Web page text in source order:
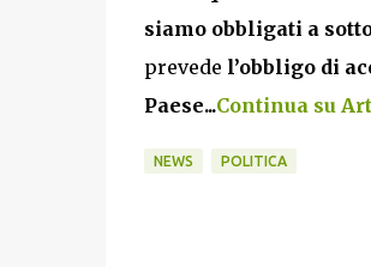
siamo obbligati a
prevede l’obbligo di
Paese...Continua su
NEWS POLITICA